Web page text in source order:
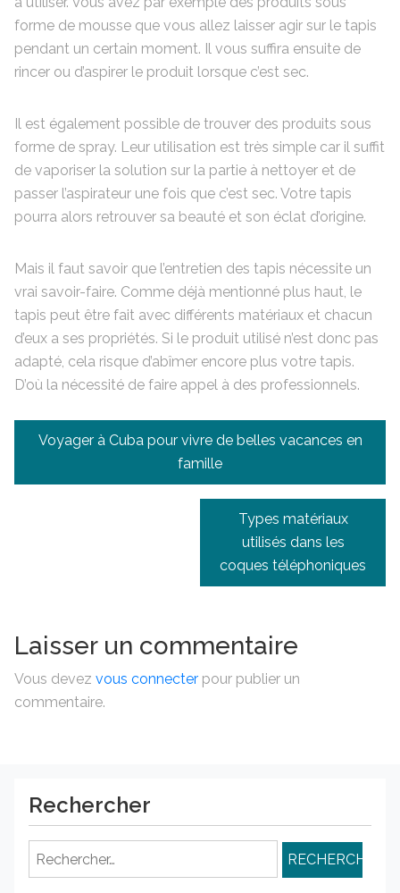
forme de mousse que vous allez laisser agir sur le tapis
pendant un certain moment. Il vous suffira ensuite de
rincer ou d’aspirer le produit lorsque c’est sec.
Il est également possible de trouver des produits sous
forme de spray. Leur utilisation est très simple car il suffit
de vaporiser la solution sur la partie à nettoyer et de
passer l’aspirateur une fois que c’est sec. Votre tapis
pourra alors retrouver sa beauté et son éclat d’origine.
Mais il faut savoir que l’entretien des tapis nécessite un
vrai savoir-faire. Comme déjà mentionné plus haut, le
tapis peut être fait avec différents matériaux et chacun
d’eux a ses propriétés. Si le produit utilisé n’est donc pas
adapté, cela risque d’abîmer encore plus votre tapis.
D’où la nécessité de faire appel à des professionnels.
Navigation
l’article
Voyager à Cuba pour vivre de belles vacances en
famille
Types matériaux
utilisés dans les
coques téléphoniques
Laisser un commentaire
Vous devez vous connecter pour publier un
commentaire.
Rechercher
Rechercher :